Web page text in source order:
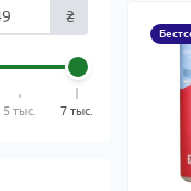
₴
5 тыс. 7 тыс.